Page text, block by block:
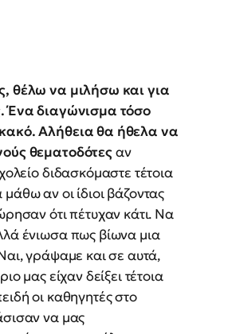
θέλω να μιλήσω και για
Ένα διαγώνισμα τόσο
Αλήθεια θα ήθελα να
θεματοδότεςαν
διδασκόμαστε τέτοια
αν οι ίδιοι βάζοντας
ότι πέτυχαν κάτι. Να
ένιωσα πως βίωνα μια
γράψαμε και σε αυτά,
μας είχαν δείξει τέτοια
οι καθηγητές στο
να μας